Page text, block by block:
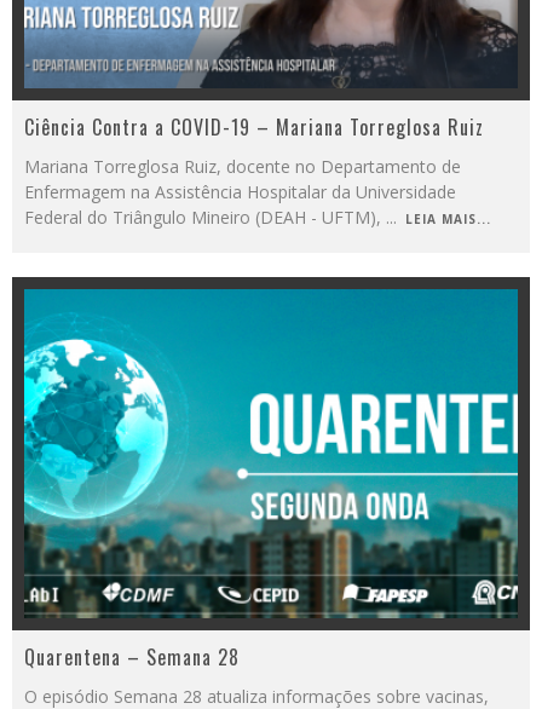
Ciência Contra a COVID-19 – Mariana Torreglosa Ruiz
Mariana Torreglosa Ruiz, docente no Departamento de
Enfermagem na Assistência Hospitalar da Universidade
Federal do Triângulo Mineiro (DEAH - UFTM), ... LEIA MAIS...
Quarentena – Semana 28
O episódio Semana 28 atualiza informações sobre vacinas,